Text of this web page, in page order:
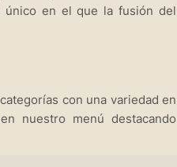
único en el que la fusión del
con una variedad en
nuestro menú destacando